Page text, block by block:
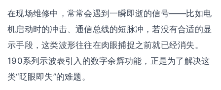
在现场维修中，常常会遇到一瞬即逝的信号——比如电
机启动时的冲击、通信总线的短脉冲，若没有合适的显
示手段，这类波形往往在肉眼捕捉之前就已经消失。
190系列示波表引入的数字余辉功能，正是为了解决这
类“眨眼即失”的难题。